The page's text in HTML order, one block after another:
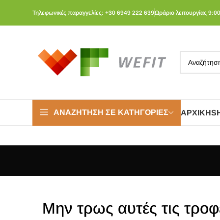
Τηλεφωνικές παραγγελίες: +30 6949 222 639Ωράριο λειτουργίας
ΑΝΑΖΉΤΗΣΗ ΣΕ ΚΑΤΗΓΟΡΊΕΣ ΑΡΧΙΚΉ
Mην τρως αυτές τις